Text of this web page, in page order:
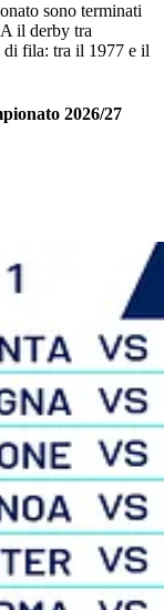
sono terminati
il derby tra
di fila: tra il 1977 e il
2026/27